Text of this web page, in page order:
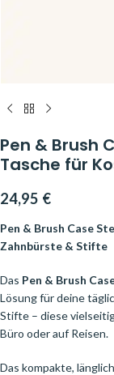
Pen & Brush
Tasche für
24,95 €
Pen & Brush Case
Zahnbürste & Stifte
Das Pen & Brush
Lösung für deine
Stifte – diese
Büro oder auf Reisen.
Das kompakte,